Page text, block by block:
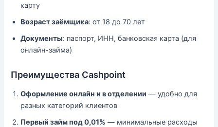
карту
Возраст заёмщика: от 18 до 70 лет
Документы: паспорт, ИНН, банковская карта (для
онлайн-займа)
Преимущества Cashpoint
Оформление онлайн и в отделении — удобно для
разных категорий клиентов
Первый займ под 0,01% — минимальные расходы